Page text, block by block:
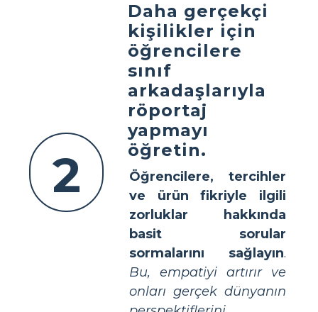
2
Daha gerçekçi
kişilikler için
öğrencilere
sınıf
arkadaşlarıyla
röportaj
yapmayı
öğretin.
Öğrencilere, tercihler
ve ürün fikriyle ilgili
zorluklar hakkında
basit sorular
sormalarını sağlayın.
Bu, empatiyi artırır ve
onları gerçek dünyanın